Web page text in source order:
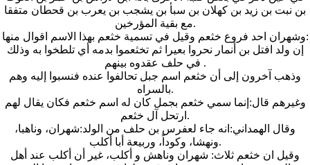
بن نبت بن زيد بن كهلان بن سبأ بن يشجب بن يعرب بن قحطان متفقا
مع بقية المؤرخين.
وشهران احد فروع خثعم وقيل في تسمية خثعم بهذا الاسم اقوال منها:
إن ولد افتل بن أنمار نحروا بعيرا ثم تخثعموا بدمه أي تلطخوا به وذلك
في حلف عقدوه بينهم .
وذهب آخرون إلى أن خثعم اسم جبل تحالفوا عنده فنسبوا إليه وهم
بالسراه.
وغيرهم قال:إنما سمي خثعم بجمل كان له اسم خثعم فكان يقال لهم
ارتحل آل خثعم.
وقال الهمداني:انه جاء لعفرس بن حلف من الولد:شهران، وناهبا،
ونهشا، وكوداً، وربيعة أبا أكلب.
وقيل ان خثعم ثلاث: شهران وناهش و أكلب، غير أن أكلب عند أهل